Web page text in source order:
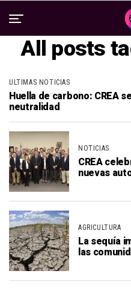
All posts
ULTIMAS NOTICIAS
Huella de carbono: CREA
neutralidad
NOTICIAS
CREA
nuevas
AGRICULTURA
La sequía
las